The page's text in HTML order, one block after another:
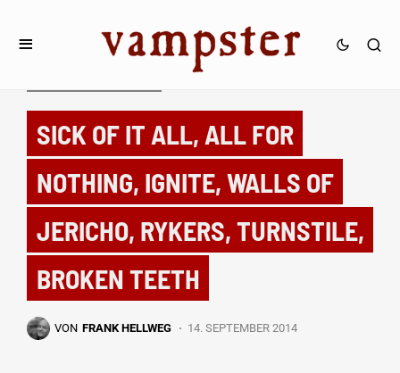
SICK OF IT ALL, ALL FOR
NOTHING, IGNITE, WALLS OF
JERICHO, RYKERS, TURNSTILE,
BROKEN TEETH
VON FRANK HELLWEG 14. SEPTEMBER 2014